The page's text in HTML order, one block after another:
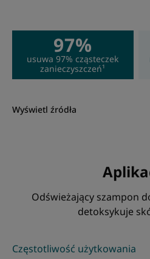
97%
usuwa 97% cząsteczek
zanieczyszczeń¹
Wyświetl źródła
Odświeżający szampon
detoksykuje
Częstotliwość użytkowania